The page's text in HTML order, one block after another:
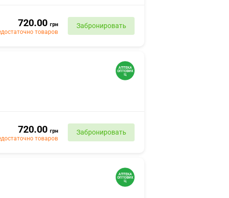
720.00 грн
товаров
Забронировать
720.00 грн
товаров
Забронировать